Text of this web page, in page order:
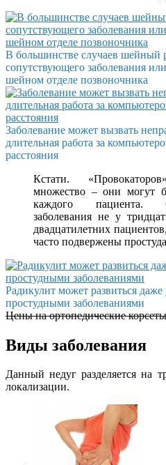
В большинстве случаев шейный
сопутствующего заболевания
шейном отделе позвоночника
Заболевание может вызвать
длительная работа за
расстояния
Кстати.
множество – они могут
каждого пациента.
заболевания не у
двадцатилетних
часто подвержены
Радикулит может развиться
простудными заболеваниями
Цены на ортопедические
Виды заболевания
Данный недуг разделяется на
локализации.